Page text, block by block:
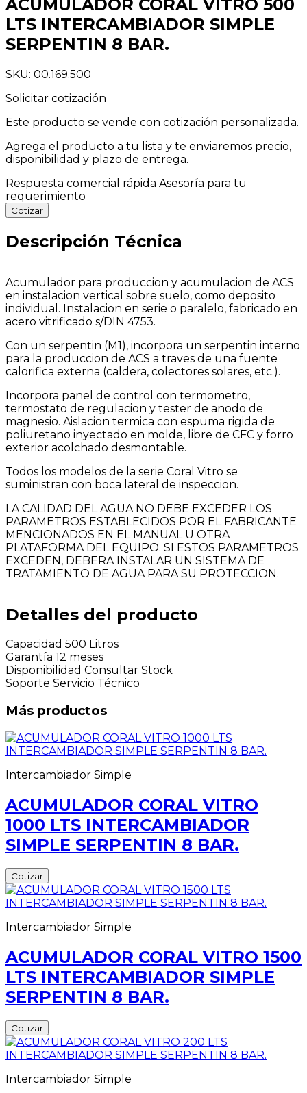
ACUMULADOR CORAL VITRO 500
LTS INTERCAMBIADOR SIMPLE
SERPENTIN 8 BAR.
SKU: 00.169.500
Solicitar cotización
Este producto se vende con cotización personalizada.
Agrega el producto a tu lista y te enviaremos precio,
disponibilidad y plazo de entrega.
Respuesta comercial rápida Asesoría para tu
requerimiento
Cotizar
Descripción Técnica
Acumulador para produccion y acumulacion de ACS
en instalacion vertical sobre suelo, como deposito
individual. Instalacion en serie o paralelo, fabricado en
acero vitrificado s/DIN 4753.
Con un serpentin (M1), incorpora un serpentin interno
para la produccion de ACS a traves de una fuente
calorifica externa (caldera, colectores solares, etc.).
Incorpora panel de control con termometro,
termostato de regulacion y tester de anodo de
magnesio. Aislacion termica con espuma rigida de
poliuretano inyectado en molde, libre de CFC y forro
exterior acolchado desmontable.
Todos los modelos de la serie Coral Vitro se
suministran con boca lateral de inspeccion.
LA CALIDAD DEL AGUA NO DEBE EXCEDER LOS
PARAMETROS ESTABLECIDOS POR EL FABRICANTE
MENCIONADOS EN EL MANUAL U OTRA
PLATAFORMA DEL EQUIPO. SI ESTOS PARAMETROS
EXCEDEN, DEBERA INSTALAR UN SISTEMA DE
TRATAMIENTO DE AGUA PARA SU PROTECCION.
Detalles del producto
Capacidad 500 Litros
Garantía 12 meses
Disponibilidad Consultar Stock
Soporte Servicio Técnico
Más productos
Intercambiador Simple
ACUMULADOR CORAL VITRO
1000 LTS INTERCAMBIADOR
SIMPLE SERPENTIN 8 BAR.
Cotizar
Intercambiador Simple
ACUMULADOR CORAL VITRO 1500
LTS INTERCAMBIADOR SIMPLE
SERPENTIN 8 BAR.
Cotizar
Intercambiador Simple